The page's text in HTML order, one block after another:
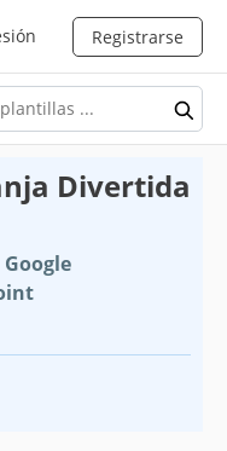
Registrarse
Divertida